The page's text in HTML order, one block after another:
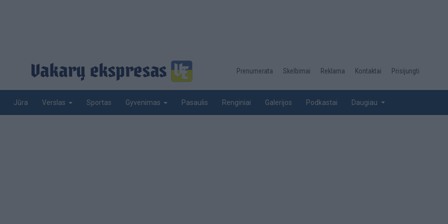
Desktop
top
Prenumerata Skelbimai Reklama Kontaktai Prisijungti
Jūra Verslas Sportas Gyvenimas Pasaulis Renginiai Galerijos Podkastai Daugiau